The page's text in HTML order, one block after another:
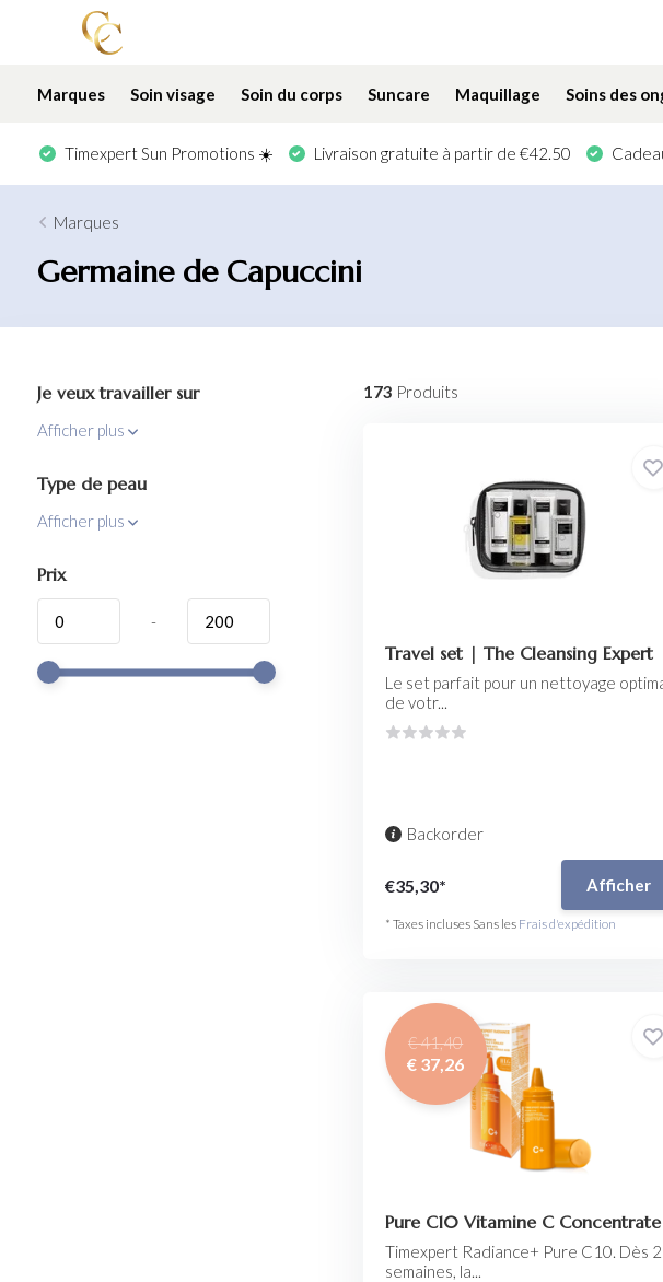
Marques Soin visage Soin du corps Suncare Maquillage Soins des
Timexpert Sun Promotions ☀️ Livraison gratuite à partir de €42.50
Marques
Germaine de Capuccini
Je veux travailler sur
Afficher plus
Type de peau
Afficher plus
Prix
-
173 Produits
Travel set | The Cleansing Expert
Le set parfait pour un nettoyage
de votr...
Backorder
€35,30* Afficher
* Taxes incluses Sans les Frais d'expédition
€ 41,40
€ 37,26
Pure C10 Vitamine C Concentrate
Timexpert Radiance+ Pure C10. Dès 2
semaines, la...